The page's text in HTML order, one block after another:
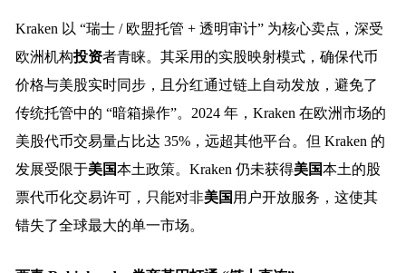
Kraken 以 “瑞士 / 欧盟托管 + 透明审计” 为核心卖点，深受
欧洲机构投资者青睐。其采用的实股映射模式，确保代币
价格与美股实时同步，且分红通过链上自动发放，避免了
传统托管中的 “暗箱操作”。2024 年，Kraken 在欧洲市场的
美股代币交易量占比达 35%，远超其他平台。但 Kraken 的
发展受限于美国本土政策。Kraken 仍未获得美国本土的股
票代币化交易许可，只能对非美国 用户开放服务，这使其
错失了全球最大的单一市场。